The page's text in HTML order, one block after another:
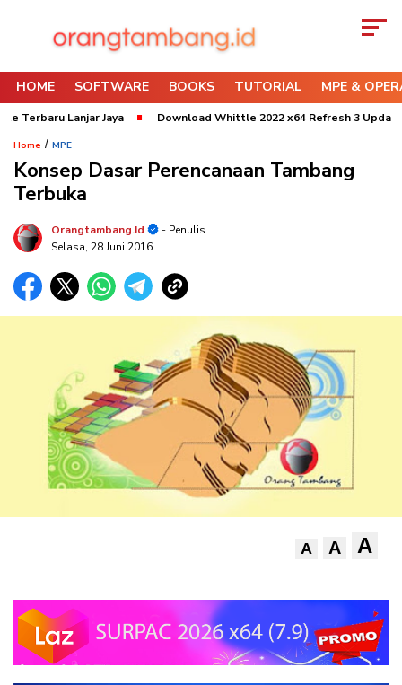
HOME SOFTWARE BOOKS TUTORIAL MPE &
Lanjar Jaya Download Whittle 2022 x64 Refresh 3 Update 2024
Home / MPE
Konsep Dasar Perencanaan Tambang
Terbuka
Orangtambang.id
- Penulis
Selasa, 28 Juni 2016
A A A